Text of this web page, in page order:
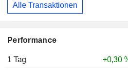
Performance
1 Tag
+0,30
Alle Transaktionen